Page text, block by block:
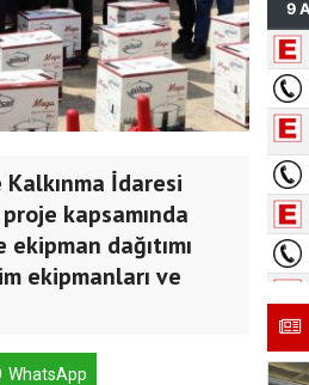
İdaresi
kapsamında
dağıtımı
ekipmanları ve
WhatsApp